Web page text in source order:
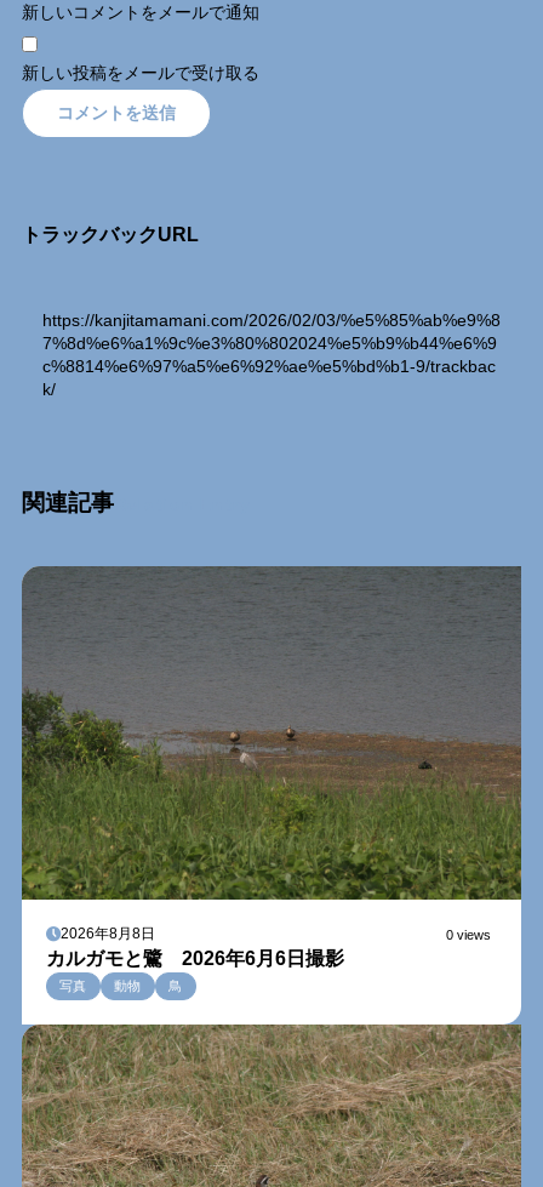
新しいコメントをメールで通知
新しい投稿をメールで受け取る
トラックバックURL
https://kanjitamamani.com/2026/02/03/%e5%85%ab%e9%8
7%8d%e6%a1%9c%e3%80%802024%e5%b9%b44%e6%9
c%8814%e6%97%a5%e6%92%ae%e5%bd%b1-9/trackbac
k/
関連記事Relation Entry
2026年8月8日 0 views
カルガモと鷺 2026年6月6日撮影
写真 動物 鳥